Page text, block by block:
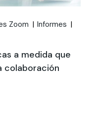
Zoom
Informes
a medida que
colaboración